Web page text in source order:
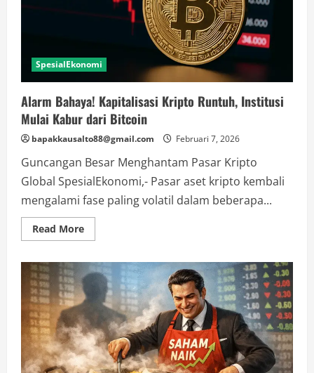
SpesialEkonomi
Alarm Bahaya! Kapitalisasi Kripto Runtuh, Institusi
Mulai Kabur dari Bitcoin
bapakkausalto88@gmail.com Februari 7, 2026
Guncangan Besar Menghantam Pasar Kripto
Global SpesialEkonomi,- Pasar aset kripto kembali
mengalami fase paling volatil dalam beberapa...
Read MoreRead
more
Bahaya!
Kapitalisasi
Kripto
Runtuh,
Institusi
Mulai
Kabur
dari
Bitcoin